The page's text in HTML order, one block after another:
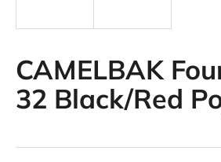
CAMELBAK
32 Black/Red
í
t
?